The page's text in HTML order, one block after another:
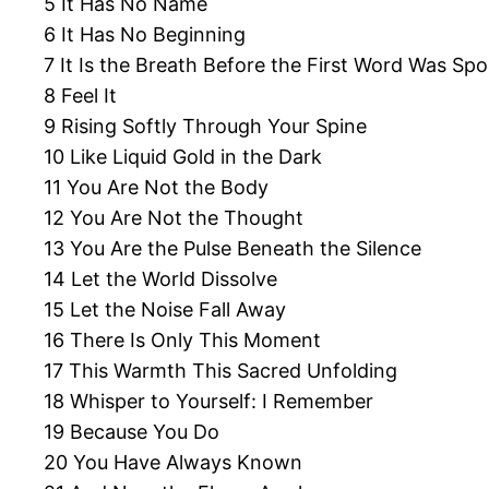
6 It Has No Beginning
7 It Is the Breath Before the First Word Was
8 Feel It
9 Rising Softly Through Your Spine
10 Like Liquid Gold in the Dark
11 You Are Not the Body
12 You Are Not the Thought
13 You Are the Pulse Beneath the Silence
14 Let the World Dissolve
15 Let the Noise Fall Away
16 There Is Only This Moment
17 This Warmth This Sacred Unfolding
18 Whisper to Yourself: I Remember
19 Because You Do
20 You Have Always Known